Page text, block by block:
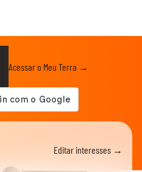
Acessar o Meu Terra →
Editar interesses →